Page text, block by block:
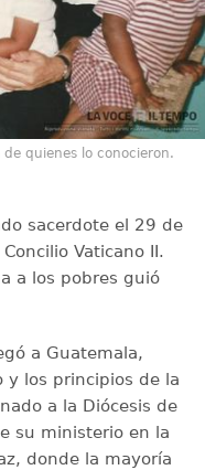
quienes lo conocieron.
sacerdote el 29 de
Vaticano II.
a los pobres guió
a Guatemala,
y los principios de la
a la Diócesis de
su ministerio en la
donde la mayoría